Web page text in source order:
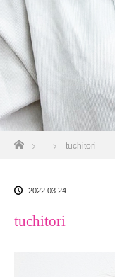
tuchitori
2022.03.24
tuchitori